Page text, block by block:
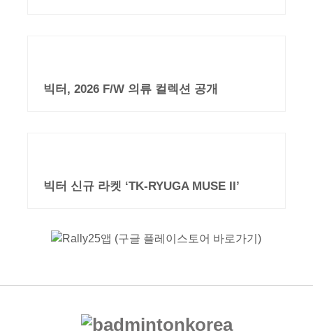
빅터, 2026 F/W 의류 컬렉션 공개
빅터 신규 라켓 ‘TK-RYUGA MUSE II’